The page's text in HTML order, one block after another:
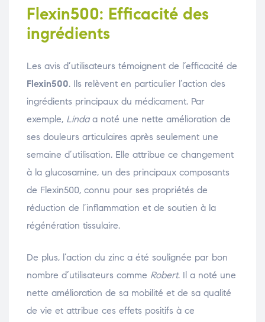
Flexin500: Efficacité des
ingrédients
Les avis d’utilisateurs témoignent de l’efficacité de
Flexin500. Ils relèvent en particulier l’action des
ingrédients principaux du médicament. Par
exemple, Lindaa noté une nette amélioration de
ses douleurs articulaires après seulement une
semaine d’utilisation. Elle attribue ce changement
à la glucosamine, un des principaux composants
de Flexin500, connu pour ses propriétés de
réduction de l’inflammation et de soutien à la
régénération tissulaire.
De plus, l’action du zinc a été soulignée par bon
nombre d’utilisateurs comme Robert. Il a noté une
nette amélioration de sa mobilité et de sa qualité
de vie et attribue ces effets positifs à ce